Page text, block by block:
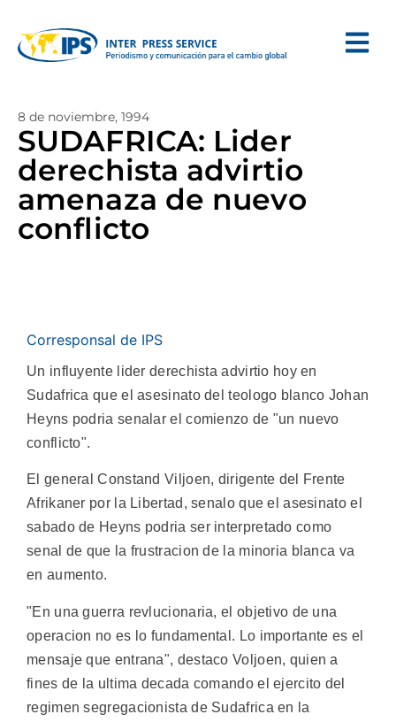
8 de noviembre, 1994
SUDAFRICA: Lider
derechista advirtio
amenaza de nuevo
conflicto
Corresponsal de IPS
Un influyente lider derechista advirtio hoy en
Sudafrica que el asesinato del teologo blanco Johan
Heyns podria senalar el comienzo de "un nuevo
conflicto".
El general Constand Viljoen, dirigente del Frente
Afrikaner por la Libertad, senalo que el asesinato el
sabado de Heyns podria ser interpretado como
senal de que la frustracion de la minoria blanca va
en aumento.
"En una guerra revlucionaria, el objetivo de una
operacion no es lo fundamental. Lo importante es el
mensaje que entrana", destaco Voljoen, quien a
fines de la ultima decada comando el ejercito del
regimen segregacionista de Sudafrica en la